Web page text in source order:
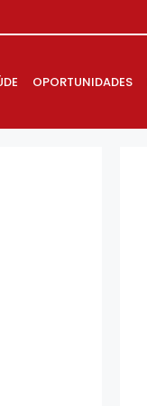
OPORTUNIDADES